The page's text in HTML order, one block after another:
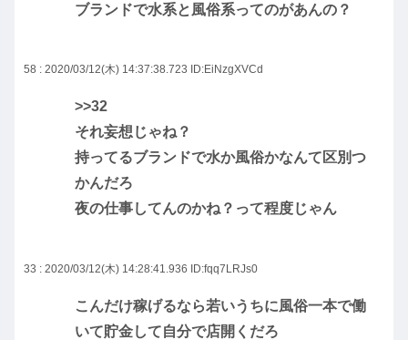
ブランドで水系と風俗系ってのがあんの？
58 : 2020/03/12(木) 14:37:38.723 ID:EiNzgXVCd
>>32
それ妄想じゃね？
持ってるブランドで水か風俗かなんて区別つ
かんだろ
夜の仕事してんのかね？って程度じゃん
33 : 2020/03/12(木) 14:28:41.936 ID:fqq7LRJs0
こんだけ稼げるなら若いうちに風俗一本で働
いて貯金して自分で店開くだろ